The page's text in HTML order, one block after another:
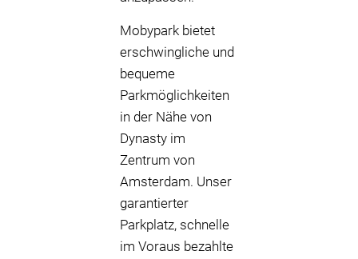
Mobypark bietet
erschwingliche und
bequeme
Parkmöglichkeiten
in der Nähe von
Dynasty im
Zentrum von
Amsterdam. Unser
garantierter
Parkplatz, schnelle
im Voraus bezahlte